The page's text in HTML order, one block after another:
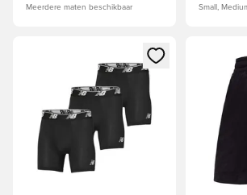
Meerdere maten beschikbaar Small,
Opent een venster om in te loggen of
Opent